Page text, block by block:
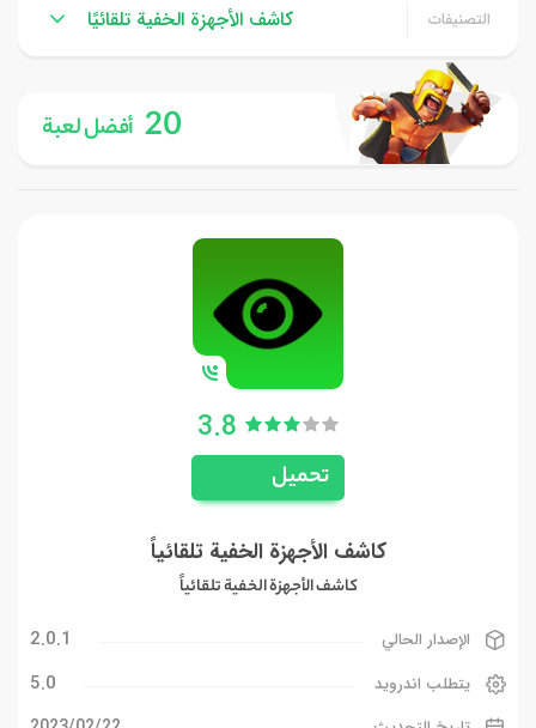
التصنيفات كاشف الأجهزة الخفية تلقائيًا
20 أفضل لعبة
3.8
تحميل
كاشف الأجهزة الخفية تلقائياً
كاشف الأجهزة الخفية تلقائياً
الإصدار الحالي 2.0.1
يتطلب اندرويد 5.0